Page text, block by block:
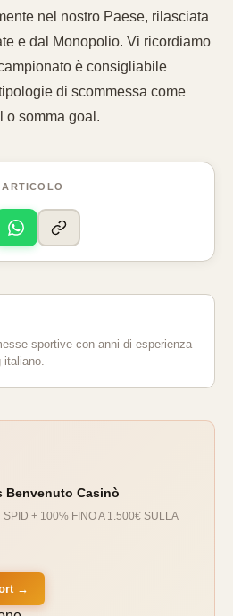
nel nostro Paese, rilasciata
e dal Monopolio. Vi ricordiamo
è consigliabile
di scommessa come
o somma goal.
sportive con anni di esperienza
Benvenuto Casinò
+ 100% FINO A 1.500€ SULLA
→